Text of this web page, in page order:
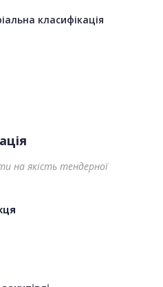
класифікація
на якість тендерної